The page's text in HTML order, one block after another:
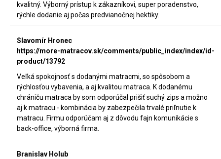
kvalitný. Výborný prístup k zákazníkovi, super poradenstvo,
rýchle dodanie aj počas predvianočnej hektiky.
Slavomír Hronec
https://more-matracov.sk/comments/public_index/index/id-
product/13792
Veľká spokojnosť s dodanými matracmi, so spôsobom a
rýchlosťou vybavenia, a aj kvalitou matraca. K dodanému
chrániču matraca by som odporúčal prišiť suchý zips a možno
aj k matracu - kombinácia by zabezpečila trvalé priľnutie k
matracu. Firmu odporúčam aj z dôvodu fajn komunikácie s
back-office, výborná firma.
Branislav Holub